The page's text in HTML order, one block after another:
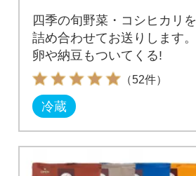
四季の旬野菜・コシヒカリを
詰め合わせてお送りします。
卵や納豆もついてくる!
（52件）
冷蔵